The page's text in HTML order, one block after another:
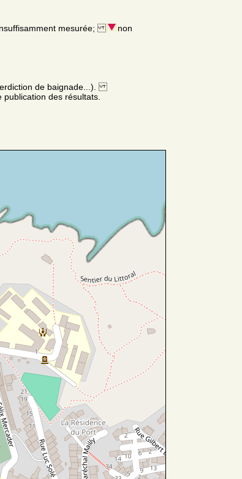
mesurée;
non
de baignade...).
des résultats.